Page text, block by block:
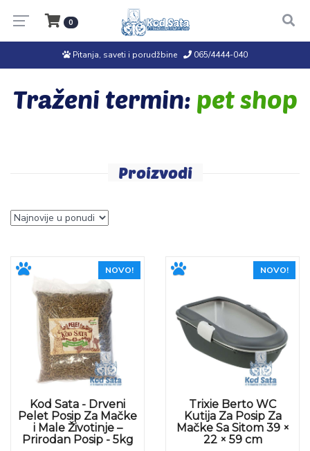
0
Pitanja, saveti i porudžbine 065/4444-040
Traženi termin: pet shop
Proizvodi
NOVO!
Kod Sata - Drveni
Pelet Posip Za Mačke
i Male Životinje –
Prirodan Posip - 5kg
NOVO!
Trixie Berto WC
Kutija Za Posip Za
Mačke Sa Sitom 39 ×
22 × 59 cm